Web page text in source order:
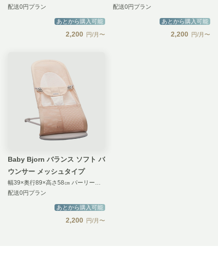
配送0円プラン
あとから購入可能
2,200 円/月〜
配送0円プラン
あとから購入可能
2,200 円/月〜
Baby Bjorn バランス ソフト バ
ウンサー メッシュタイプ
幅39×奥行89×高さ58㎝ パーリーピンク
配送0円プラン
あとから購入可能
2,200 円/月〜